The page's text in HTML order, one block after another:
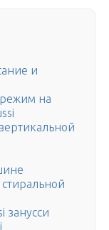
и
на
занусси